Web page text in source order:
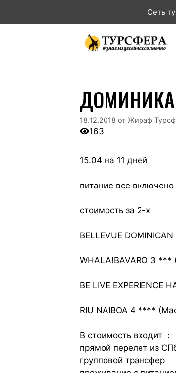
Сеть
18.12.2018 от Жираф
163
15.04 на 11 дней
питание все включено
стоимость за 2-х
BELLEVUE
WHALA!BAVARO 3 ***
BE LIVE EXPERIENCE
RIU NAIBOA 4 ****
В стоимость входит :
прямой перелет из
групповой трансфер